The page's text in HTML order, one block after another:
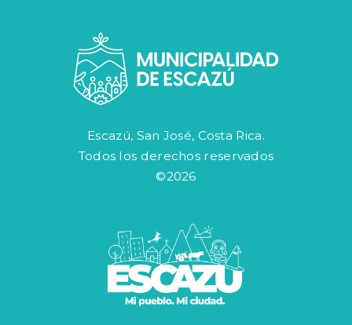
Escazú, San José, Costa Rica.
Todos los derechos reservados
©2026